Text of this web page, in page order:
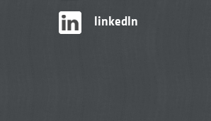
linkedIn